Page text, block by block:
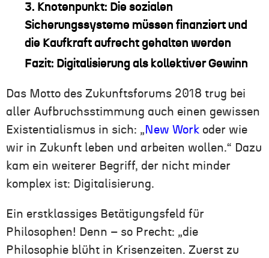
3. Knotenpunkt: Die sozialen
Sicherungssysteme müssen finanziert und
die Kaufkraft aufrecht gehalten werden
Fazit: Digitalisierung als kollektiver Gewinn
Das Motto des Zukunftsforums 2018 trug bei
aller Aufbruchsstimmung auch einen gewissen
Existentialismus in sich: „ New Work oder wie
wir in Zukunft leben und arbeiten wollen.“ Dazu
kam ein weiterer Begriff, der nicht minder
komplex ist: Digitalisierung.
Ein erstklassiges Betätigungsfeld für
Philosophen! Denn – so Precht: „die
Philosophie blüht in Krisenzeiten. Zuerst zu